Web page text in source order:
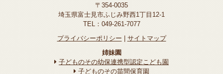
〒354-0035
埼玉県富士見市ふじみ野西1丁目12-1
TEL：049-261-7077
プライバシーポリシー | サイトマップ
姉妹園
子どものその幼保連携型認定こども園
子どものその苗間保育園